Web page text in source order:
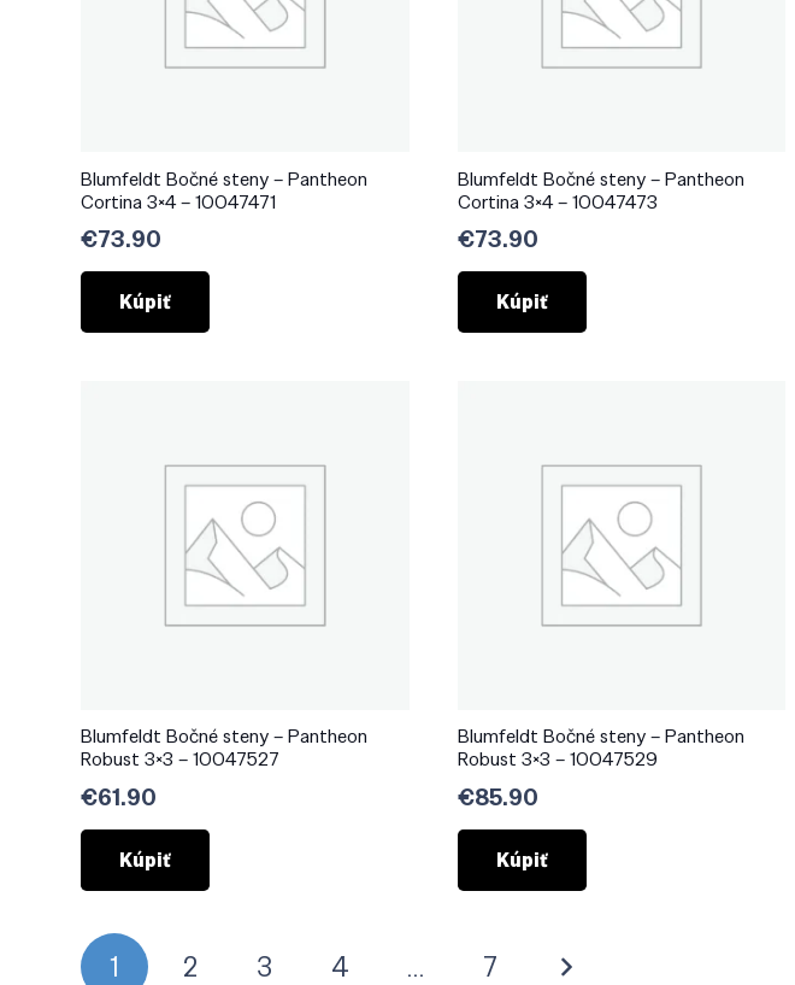
Blumfeldt Bočné steny – Pantheon
Cortina 3×4 – 10047471
€73.90
Kúpiť
Blumfeldt Bočné steny – Pantheon
Cortina 3×4 – 10047473
€73.90
Kúpiť
Blumfeldt Bočné steny – Pantheon
Robust 3×3 – 10047527
€61.90
Kúpiť
Blumfeldt Bočné steny – Pantheon
Robust 3×3 – 10047529
€85.90
Kúpiť
Stránkovanie
1 2 3 4 … 7